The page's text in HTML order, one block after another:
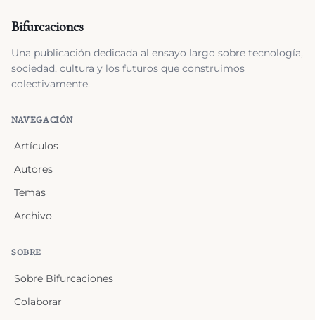
Bifurcaciones
Una publicación dedicada al ensayo largo sobre tecnología,
sociedad, cultura y los futuros que construimos
colectivamente.
NAVEGACIÓN
Artículos
Autores
Temas
Archivo
SOBRE
Sobre Bifurcaciones
Colaborar